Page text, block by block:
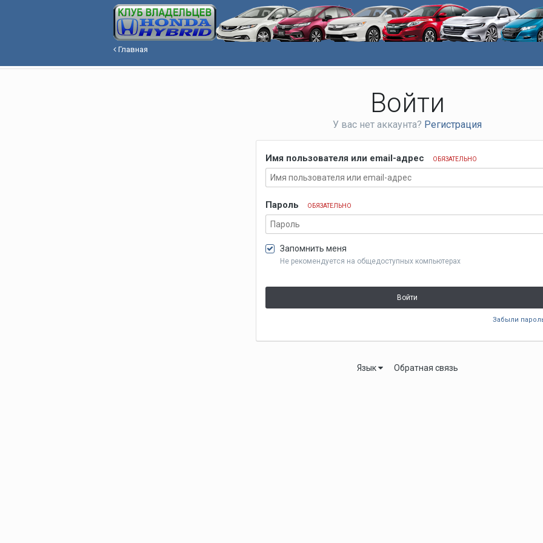
Главная
Войти
У вас нет аккаунта? Регистрация
Имя пользователя или email-адрес ОБЯЗАТЕЛЬНО
Пароль ОБЯЗАТЕЛЬНО
Запомнить меня
Не рекомендуется на общедоступных компьютерах
Войти
Забыли
Язык Обратная связь